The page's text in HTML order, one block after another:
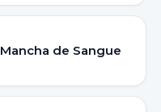
Mancha de Sangue